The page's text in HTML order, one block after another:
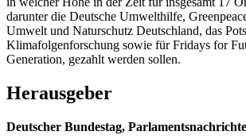
darunter die Deutsche Umwelthilfe,
Umwelt und Naturschutz Deutschland, das
Klimafolgenforschung sowie für Fridays for
Generation, gezahlt werden sollen.
Herausgeber
Deutscher Bundestag,